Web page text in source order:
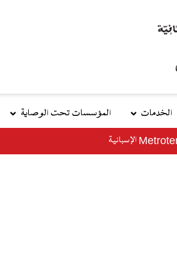
الخدمات المؤسسات تحت الوصاية